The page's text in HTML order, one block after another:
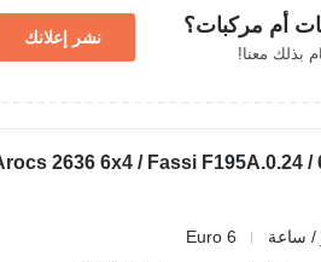
أم مركبات؟
بذلك معنا!
نشر إعلانك
2636 6x4 / Fassi F195A.0.24
Euro 6